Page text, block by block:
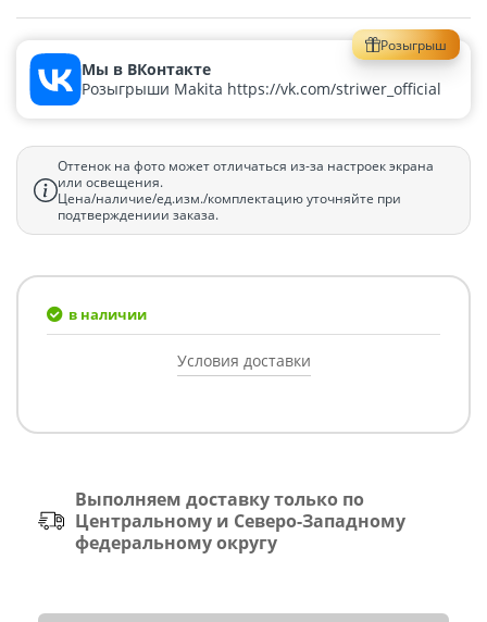
Розыгрыш
Мы в ВКонтакте
Розыгрыши Makita https://vk.com/striwer_official
Оттенок на фото может отличаться из-за настроек экрана
или освещения.
Цена/наличие/ед.изм./комплектацию уточняйте при
подтверждениии заказа.
в наличии
Условия доставки
Выполняем доставку только по
Центральному и Северо-Западному
федеральному округу